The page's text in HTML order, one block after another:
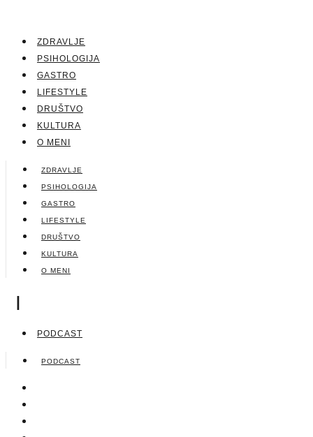
ZDRAVLJE
PSIHOLOGIJA
GASTRO
LIFESTYLE
DRUŠTVO
KULTURA
O MENI
ZDRAVLJE
PSIHOLOGIJA
GASTRO
LIFESTYLE
DRUŠTVO
KULTURA
O MENI
|
PODCAST
PODCAST